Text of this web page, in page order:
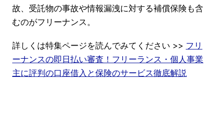
故、受託物の事故や情報漏洩に対する補償保険も含
むのがフリーナンス。
詳しくは特集ページを読んでみてください >> フリ
ーナンスの即日払い審査！フリーランス・個人事業
主に評判の口座借入と保険のサービス徹底解説